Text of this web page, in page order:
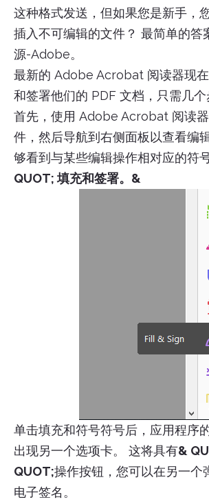
这种格式发送，但如果您是新手，
插入不可编辑的文件？ 最简单的答
源-Adobe。
最新的 Adobe Acrobat 阅读器现
和签署他们的 PDF 文档，只需几个
首先，使用 Adobe Acrobat 阅读
件，然后导航到右侧面板以查看编
够看到与某些编辑操作相对应的符
QUOT; 填充和签署。&
单击填充和符号符号后，应用程序
出现另一个选项卡。 这将具有&
QUOT;操作按钮，您可以在另一个
电子签名。